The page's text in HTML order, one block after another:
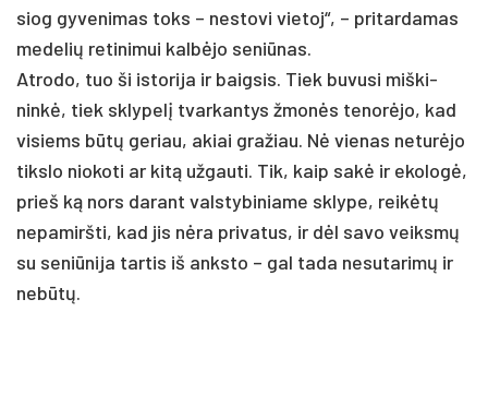
siog gy­ve­ni­mas toks – ne­sto­vi vie­toj“, – pri­tar­da­mas
me­de­lių re­ti­ni­mui kalbė­jo se­niū­nas.
At­ro­do, tuo ši is­to­ri­ja ir baig­sis. Tiek bu­vu­si miš­ki­
ninkė, tiek skly­pelį tvar­kan­tys žmonės te­norė­jo, kad
vi­siems būtų ge­riau, akiai gra­žiau. Nė vie­nas ne­turė­jo
tiks­lo nio­ko­ti ar kitą už­gau­ti. Tik, kaip sakė ir eko­logė,
prie­š ką nors da­rant vals­ty­bi­nia­me skly­pe, reikėtų
ne­pa­mirš­ti, kad jis nėra pri­va­tus, ir dėl sa­vo veiksmų
su se­niū­ni­ja tar­tis iš anks­to – gal ta­da ne­su­ta­rimų ir
ne­būtų.